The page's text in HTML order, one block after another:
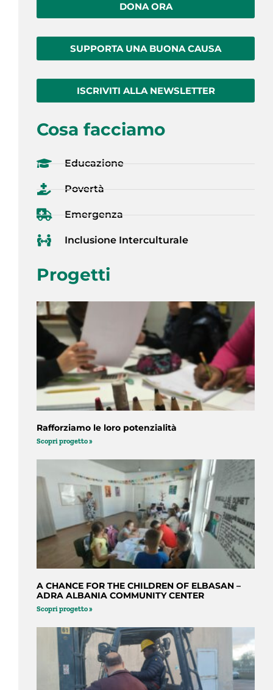
DONA ORA
SUPPORTA UNA BUONA CAUSA
ISCRIVITI ALLA NEWSLETTER
Cosa facciamo
Educazione
Povertà
Emergenza
Inclusione Interculturale
Progetti
Rafforziamo le loro potenzialità
Scopri progetto »
A CHANCE FOR THE CHILDREN OF ELBASAN –
ADRA ALBANIA COMMUNITY CENTER
Scopri progetto »